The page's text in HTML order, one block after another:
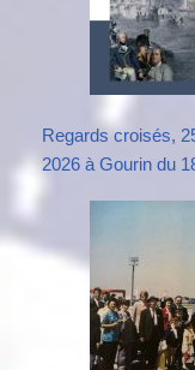
Regards croisés,
2026 à Gourin du